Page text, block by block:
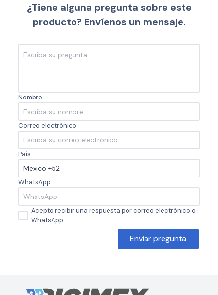
¿Tiene alguna pregunta sobre este
producto? Envíenos un mensaje.
Nombre
Correo electrónico
País
WhatsApp
Acepto recibir una respuesta por correo electrónico o
WhatsApp
Enviar pregunta